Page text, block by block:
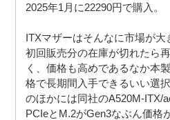
2025年1月に22290円で購入。
ITXマザーはそんなに市場が
初回販売分の在庫が切れたら
く、価格も高めであるなか本
格で長期間入手できるいい選
のほかには同社のA520M-ITX/
PCIeとM.2がGen3なぶん価格